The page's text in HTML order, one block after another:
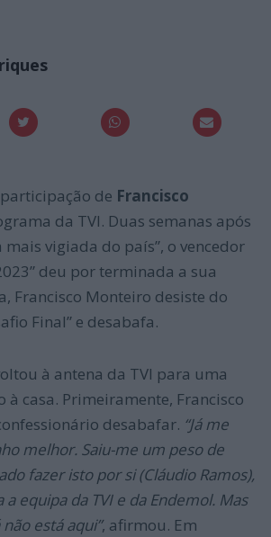
de Francisco
da TVI. Duas semanas após
mais vigiada do país”, o vencedor
deu por terminada a sua
Francisco Monteiro desiste do
Final” e desabafa.
à antena da TVI para uma
à casa. Primeiramente, Francisco
desabafar. “Já me
melhor. Saiu-me um peso de
fazer isto por si (Cláudio Ramos),
equipa da TVI e da Endemol. Mas
está aqui”, afirmou. Em